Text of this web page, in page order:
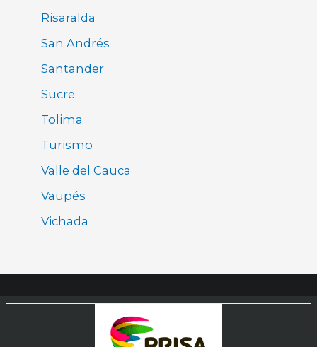
Risaralda
San Andrés
Santander
Sucre
Tolima
Turismo
Valle del Cauca
Vaupés
Vichada